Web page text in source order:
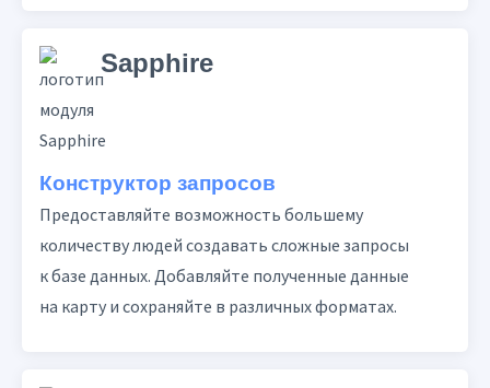
Sapphire
Конструктор запросов
Предоставляйте возможность большему
количеству людей создавать сложные запросы
к базе данных. Добавляйте полученные данные
на карту и сохраняйте в различных форматах.